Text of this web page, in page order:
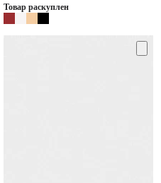
Товар раскуплен